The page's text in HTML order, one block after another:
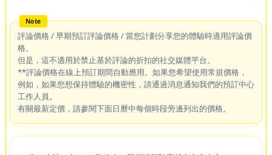
評論價格 / 早期預訂評論價格 / 當您計劃分享您的體驗時適用評論價
格。
但是，這不適用於禁止基於評論的折扣的社交媒體平台。
**評論價格在線上預訂期間自動應用。如果您希望使用常規價格，
例如，如果您想保持體驗的機密性，請通過消息通知我們的預訂中心
工作人員。
有關最新定價，請參閱下面日曆中每個時段旁邊列出的價格。